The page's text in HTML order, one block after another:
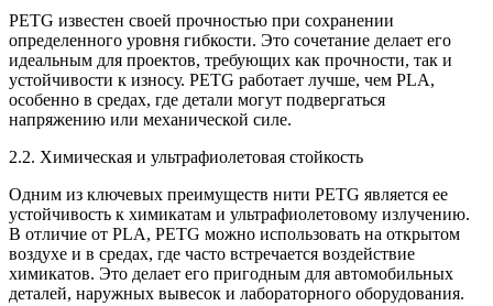
PETG известен своей прочностью при сохранении
определенного уровня гибкости. Это сочетание делает его
идеальным для проектов, требующих как прочности, так и
устойчивости к износу. PETG работает лучше, чем PLA,
особенно в средах, где детали могут подвергаться
напряжению или механической силе.
2.2. Химическая и ультрафиолетовая стойкость
Одним из ключевых преимуществ нити PETG является ее
устойчивость к химикатам и ультрафиолетовому излучению.
В отличие от PLA, PETG можно использовать на открытом
воздухе и в средах, где часто встречается воздействие
химикатов. Это делает его пригодным для автомобильных
деталей, наружных вывесок и лабораторного оборудования.